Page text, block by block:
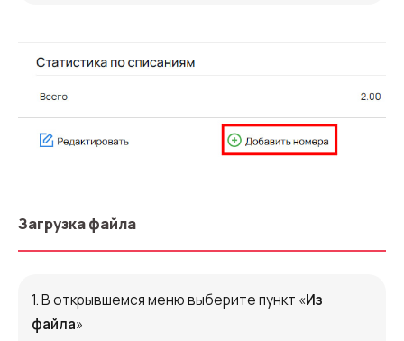
Конструктор телефонных событий
Дополнительные услуги
SIP TRUNK
Международные SMS-рассылки
Загрузка файла
1. В открывшемся меню выберите пункт «Из
файла»